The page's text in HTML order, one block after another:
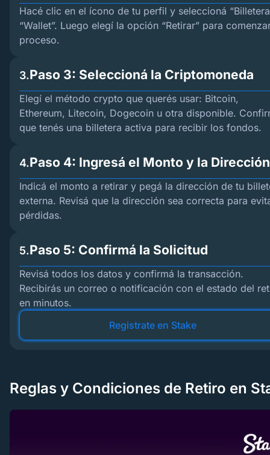
Hacé clic en el ícono de tu perfil y seleccioná
“Wallet”. Luego elegí la opción “Retirar” para
proceso.
3.Paso 3: Seleccioná la Criptomoneda
Elegí el método crypto que querés usar: Bitcoin,
Ethereum, Litecoin, Dogecoin u otra disponible.
que tenés una billetera activa para recibir los fondos.
4.Paso 4: Ingresá el Monto y la Dirección
Indicá el monto a retirar y pegá la dirección de tu
externa. Revisá que la dirección sea correcta para
pérdidas.
5.Paso 5: Confirmá la Solicitud
Revisá todos los datos y confirmá la transacción.
Recibirás un correo o notificación con el estado del
en minutos.
Registrate en Stake
Reglas y Condiciones de Retiro en